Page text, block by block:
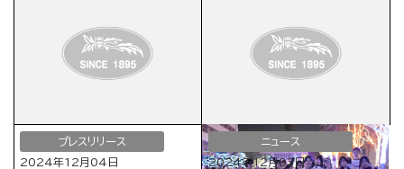
プレスリリース
2024年12月04日
ニュース
2024年12月03日